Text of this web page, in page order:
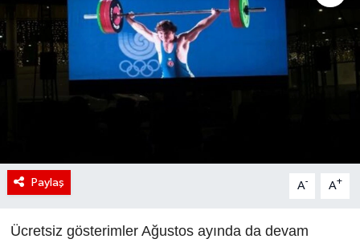
Paylaş A- A+
Ücretsiz gösterimler Ağustos ayında da devam